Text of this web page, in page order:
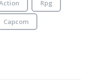
Rpg
Capcom